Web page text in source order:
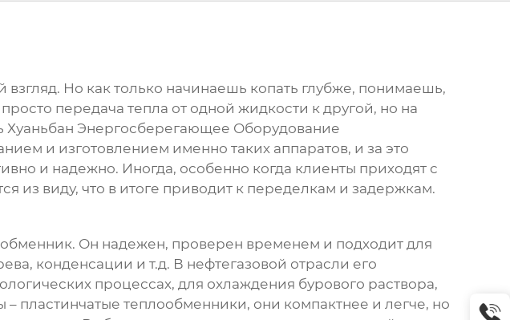
взгляд. Но как только начинаешь копать глубже, понимаешь,
передача тепла от одной жидкости к другой, но на
Энергосберегающее Оборудование
и изготовлением именно таких аппаратов, и за это
и надежно. Иногда, особенно когда клиенты приходят с
из виду, что в итоге приводит к переделкам и задержкам.
. Он надежен, проверен временем и подходит для
конденсации и т.д. В нефтегазовой отрасли его
процессах, для охлаждения бурового раствора,
– пластинчатые теплообменники, они компактнее и легче, но